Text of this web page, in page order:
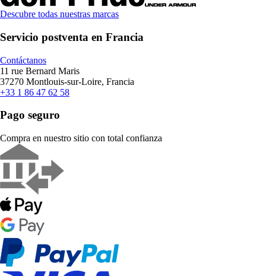
Descubre todas nuestras marcas
Servicio postventa en Francia
Contáctanos
11 rue Bernard Maris
37270 Montlouis-sur-Loire, Francia
+33 1 86 47 62 58
Pago seguro
Compra en nuestro sitio con total confianza